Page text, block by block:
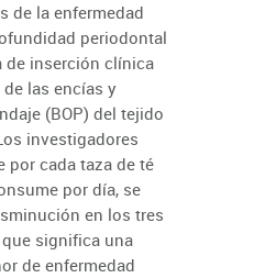
de la enfermedad
periodontal
de inserción clínica
las encías y
(BOP) del tejido
investigadores
por cada taza de té
por día, se
en los tres
significa una
de enfermedad